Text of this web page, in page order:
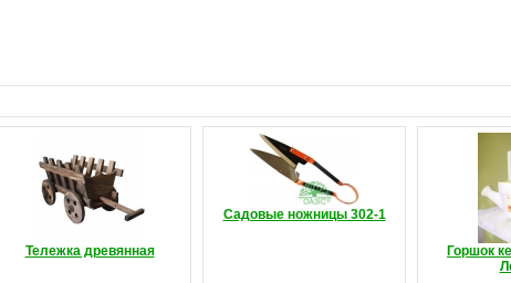
Тележка древянная
Садовые ножницы 302-1
Горшок